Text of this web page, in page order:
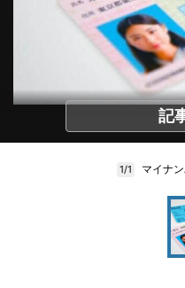
記
1/1 マイナ